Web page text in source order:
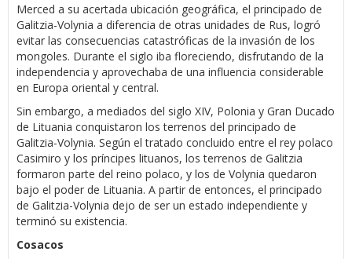
Merced a su acertada ubicación geográfica, el principado de
Galitzia-Volynia a diferencia de otras unidades de Rus, logró
evitar las consecuencias catastróficas de la invasión de los
mongoles. Durante el siglo iba floreciendo, disfrutando de la
independencia y aprovechaba de una influencia considerable
en Europa oriental y central.
Sin embargo, a mediados del siglo XIV, Polonia y Gran Ducado
de Lituania conquistaron los terrenos del principado de
Galitzia-Volynia. Según el tratado concluido entre el rey polaco
Casimiro y los príncipes lituanos, los terrenos de Galitzia
formaron parte del reino polaco, y los de Volynia quedaron
bajo el poder de Lituania. A partir de entonces, el principado
de Galitzia-Volynia dejo de ser un estado independiente y
terminó su existencia.
Cosacos